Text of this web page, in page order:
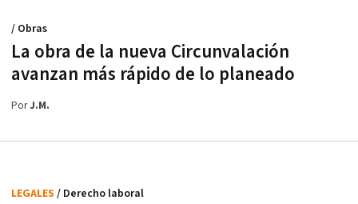
La obra de la nueva Circunvalación
avanzan más rápido de lo planeado
/ Obras
PorJ.M.
LEGALES / Derecho laboral